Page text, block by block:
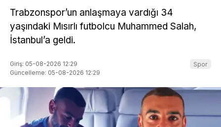
Trabzonspor’un anlaşmaya vardığı 34
yaşındaki Mısırlı futbolcu Muhammed Salah,
İstanbul’a geldi.
Giriş: 05-08-2026 12:29
Güncelleme: 05-08-2026 12:29
Spor